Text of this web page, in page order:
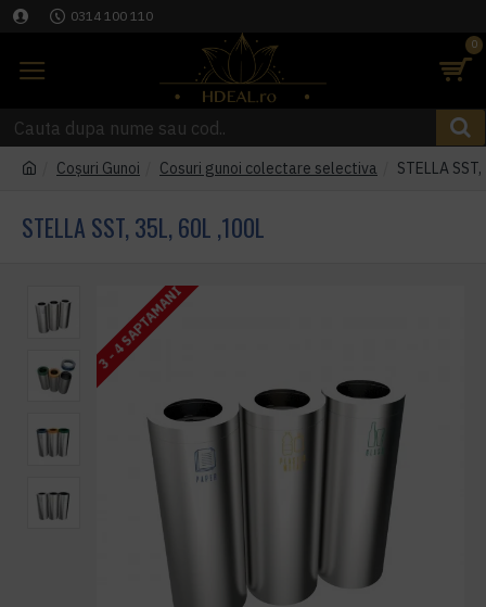
0314 100 110
0
Coşuri Gunoi Cosuri gunoi colectare selectiva STELLA
STELLA SST, 35L, 60L ,100L
3 - 4 SAPTAMANI